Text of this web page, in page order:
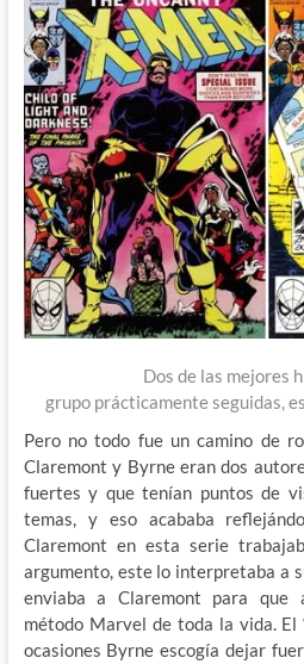
Dos de las mejores
grupo prácticamente seguidas,
Pero no todo fue un camino de
Claremont y Byrne eran dos
fuertes y que tenían puntos de
temas, y eso acababa
Claremont en esta serie
argumento, este lo interpretaba a
enviaba a Claremont para que
método Marvel de toda la vida. El
ocasiones Byrne escogía dejar